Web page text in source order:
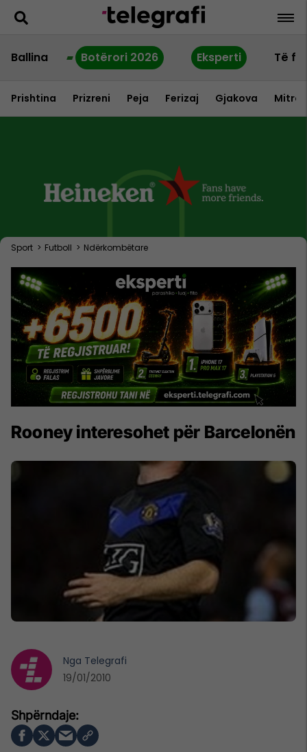
Ballina Botërori 2026 Eksperti Të
Prishtina Prizreni Peja Ferizaj Gjakova
Sport > Futboll > Ndërkombëtare
Rooney interesohet për Barcelonën
Nga Telegrafi
19/01/2010